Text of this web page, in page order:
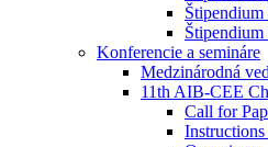
Konferencie a semináre
Medzinárodná
11th AIB-CEE
Call for